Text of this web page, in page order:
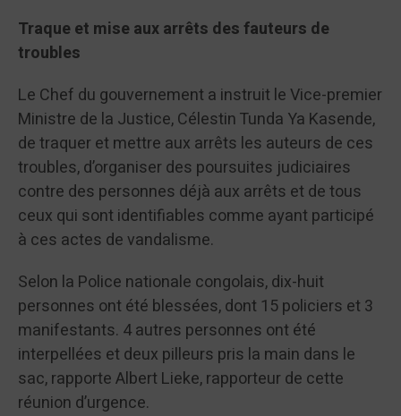
Traque et mise aux arrêts des fauteurs de
troubles
Le Chef du gouvernement a instruit le Vice-premier
Ministre de la Justice, Célestin Tunda Ya Kasende,
de traquer et mettre aux arrêts les auteurs de ces
troubles, d’organiser des poursuites judiciaires
contre des personnes déjà aux arrêts et de tous
ceux qui sont identifiables comme ayant participé
à ces actes de vandalisme.
Selon la Police nationale congolais, dix-huit
personnes ont été blessées, dont 15 policiers et 3
manifestants. 4 autres personnes ont été
interpellées et deux pilleurs pris la main dans le
sac, rapporte Albert Lieke, rapporteur de cette
réunion d’urgence.